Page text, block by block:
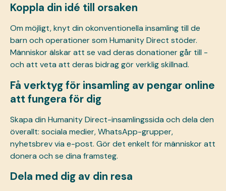
Koppla din idé till orsaken
Om möjligt, knyt din okonventionella insamling till de
barn och operationer som Humanity Direct stöder.
Människor älskar att se vad deras donationer går till -
och att veta att deras bidrag gör verklig skillnad.
Få verktyg för insamling av pengar online
att fungera för dig
Skapa din Humanity Direct-insamlingssida och dela den
överallt: sociala medier, WhatsApp-grupper,
nyhetsbrev via e-post. Gör det enkelt för människor att
donera och se dina framsteg.
Dela med dig av din resa